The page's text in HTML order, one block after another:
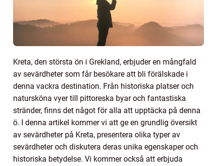
Kreta, den största ön i Grekland, erbjuder en mångfald
av sevärdheter som får besökare att bli förälskade i
denna vackra destination. Från historiska platser och
natursköna vyer till pittoreska byar och fantastiska
stränder, finns det något för alla att upptäcka på denna
ö. I denna artikel kommer vi att ge en grundlig översikt
av sevärdheter på Kreta, presentera olika typer av
sevärdheter och diskutera deras unika egenskaper och
historiska betydelse. Vi kommer också att erbjuda